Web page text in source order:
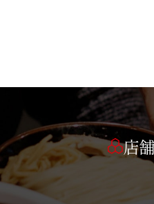
店